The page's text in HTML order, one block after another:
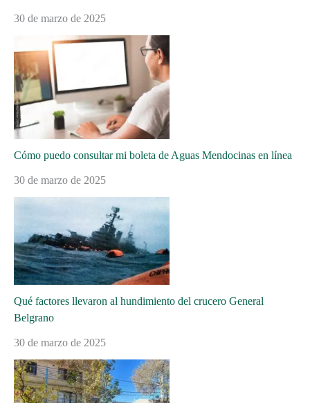
30 de marzo de 2025
Cómo puedo consultar mi boleta de Aguas Mendocinas en línea
30 de marzo de 2025
Qué factores llevaron al hundimiento del crucero General
Belgrano
30 de marzo de 2025